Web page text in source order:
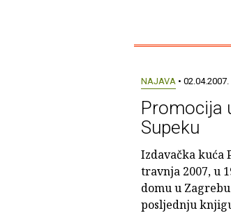
NAJAVA• 02.04.2007.
Promocija
Supeku
Izdavačka kuća
travnja 2007, u
domu u
posljednju